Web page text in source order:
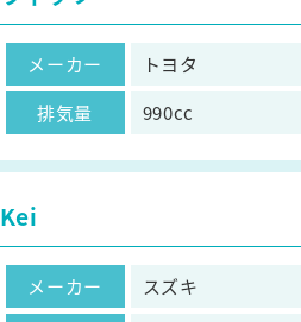
メーカー トヨタ
排気量
990cc
Kei
メーカー スズキ